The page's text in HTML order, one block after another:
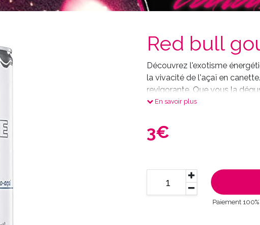
Red bull
Découvrez l'exotisme
la vivacité de l'açaï en
revigorante. Que vous la
accompagner vos moments
En savoir plus
3€
Paiement